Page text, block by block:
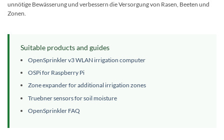
unnötige Bewässerung und verbessern die Versorgung von Rasen, Beeten und
Zonen.
Suitable products and guides
OpenSprinkler v3 WLAN irrigation computer
OSPi for Raspberry Pi
Zone expander for additional irrigation zones
Truebner sensors for soil moisture
OpenSprinkler FAQ